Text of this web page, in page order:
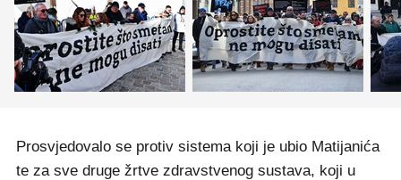
Prosvjedovalo se protiv sistema koji je ubio Matijanića
te za sve druge žrtve zdravstvenog sustava, koji u